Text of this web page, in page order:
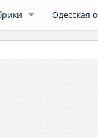
Одесская